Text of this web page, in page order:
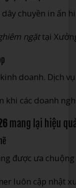
chuyền in ấn
ngặttại
doanh. Dịch
các doanh
mang lại hiệu
được ưa
luôn cập nhật